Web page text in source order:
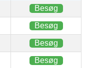
Besøg
Besøg
Besøg
Besøg